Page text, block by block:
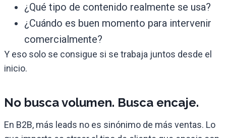
¿Qué tipo de contenido realmente se usa?
¿Cuándo es buen momento para intervenir
comercialmente?
Y eso solo se consigue si se trabaja juntos desde el
inicio.
No busca volumen. Busca encaje.
En B2B, más leads no es sinónimo de más ventas. Lo